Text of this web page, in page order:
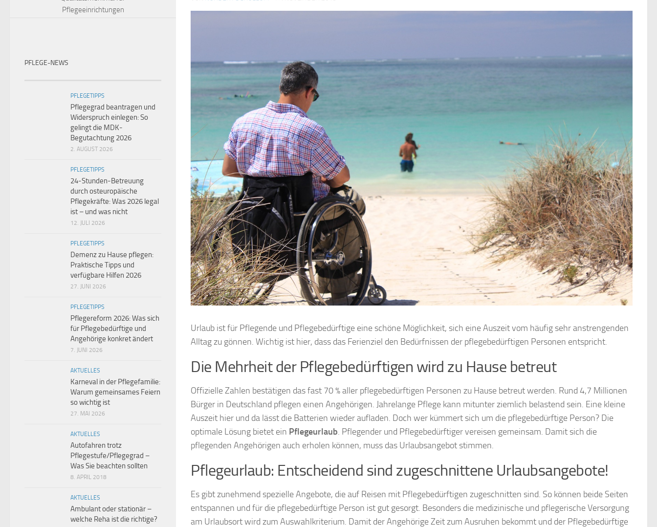
Urlaub ist für Pflegende und Pflegebedürftige eine schöne Möglichkeit, sich eine Auszeit vom häufig sehr anstrengenden
Alltag zu gönnen. Wichtig ist hier, dass das Ferienziel den Bedürfnissen der pflegebedürftigen Personen entspricht.
Die Mehrheit der Pflegebedürftigen wird zu Hause betreut
Offizielle Zahlen bestätigen das fast 70 % aller pflegebedürftigen Personen zu Hause betreut werden. Rund 4,7 Millionen
Bürger in Deutschland pflegen einen Angehörigen. Jahrelange Pflege kann mitunter ziemlich belastend sein. Eine kleine
Auszeit hier und da lässt die Batterien wieder aufladen. Doch wer kümmert sich um die pflegebedürftige Person? Die
optimale Lösung bietet ein Pflegeurlaub. Pflegender und Pflegebedürftiger vereisen gemeinsam. Damit sich die
pflegenden Angehörigen auch erholen können, muss das Urlaubsangebot stimmen.
Pflegeurlaub: Entscheidend sind zugeschnittene Urlaubsangebote!
Es gibt zunehmend spezielle Angebote, die auf Reisen mit Pflegebedürftigen zugeschnitten sind. So können beide Seiten
entspannen und für die pflegebedürftige Person ist gut gesorgt. Besonders die medizinische und pflegerische Versorgung
am Urlaubsort wird zum Auswahlkriterium. Damit der Angehörige Zeit zum Ausruhen bekommt und der Pflegebedürftige
Pflegeeinrichtungen
PFLEGE-NEWS
PFLEGETIPPS
Pflegegrad beantragen und
Widerspruch einlegen: So
gelingt die MDK-
Begutachtung 2026
2. AUGUST 2026
PFLEGETIPPS
24-Stunden-Betreuung
durch osteuropäische
Pflegekräfte: Was 2026 legal
ist – und was nicht
12. JULI 2026
PFLEGETIPPS
Demenz zu Hause pflegen:
Praktische Tipps und
verfügbare Hilfen 2026
27. JUNI 2026
PFLEGETIPPS
Pflegereform 2026: Was sich
für Pflegebedürftige und
Angehörige konkret ändert
7. JUNI 2026
AKTUELLES
Karneval in der Pflegefamilie:
Warum gemeinsames Feiern
so wichtig ist
27. MAI 2026
AKTUELLES
Autofahren trotz
Pflegestufe/Pflegegrad –
Was Sie beachten sollten
8. APRIL 2018
AKTUELLES
Ambulant oder stationär –
welche Reha ist die richtige?